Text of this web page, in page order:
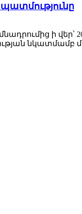
պատմությունը
ի վեր՝
նկատմամբ